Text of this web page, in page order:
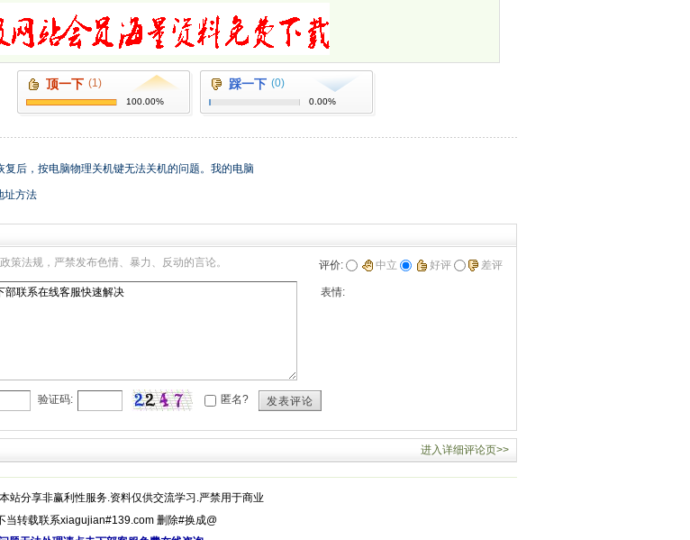
顶一下 (1)
100.00%
踩一下 (0)
0.00%
复后，按电脑物理关机键无法关机的问题。我的电脑
址方法
策法规，严禁发布色情、暴力、反动的言论。 评价: 中立 好评 差评
表情:
验证码: 匿名? 发表评论
进入详细评论页>>
站分享非赢利性服务.资料仅供交流学习.严禁用于商业
当转载联系xiagujian#139.com 删除#换成@